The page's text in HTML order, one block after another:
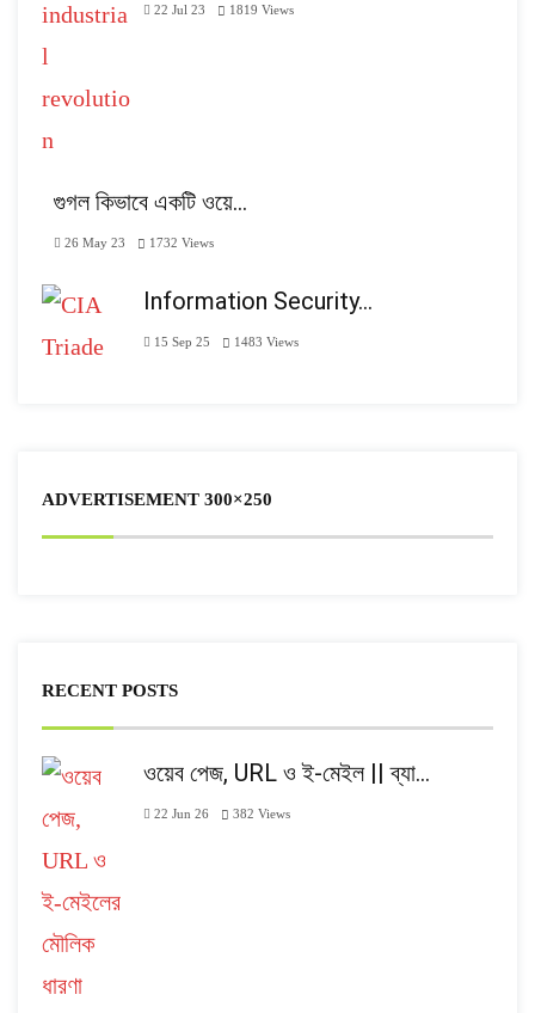
22 Jul 23 1819 Views
গুগল কিভাবে একটি ওয়ে…
26 May 23 1732 Views
Information Security…
15 Sep 25 1483 Views
ADVERTISEMENT 300×250
RECENT POSTS
ওয়েব পেজ, URL ও ই-মেইল || ব্যা…
22 Jun 26 382 Views